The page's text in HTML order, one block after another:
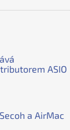
ASIO
a AirMac